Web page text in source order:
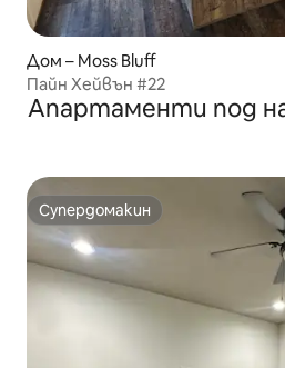
Дом – Moss Bluff
Пайн Хейвън #22
Апартаменти под
Супердомакин
Супердомакин